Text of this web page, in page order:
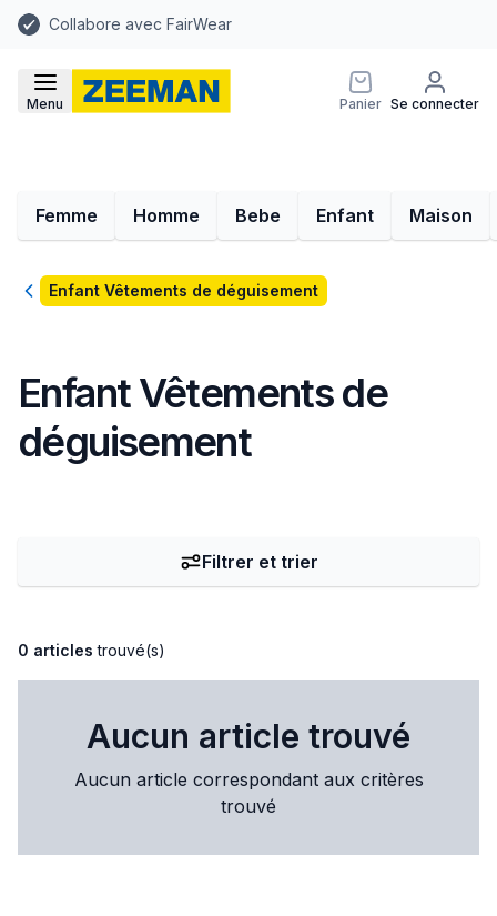
Collabore avec FairWear
Menu Panier Se connecter
Femme Homme Bebe Enfant Maison
RetourEnfant Vêtements de déguisement
Enfant Vêtements de
déguisement
0 articles trouvé(s)
Filtrer et trier
Aucun article trouvé
Aucun article correspondant aux critères
trouvé